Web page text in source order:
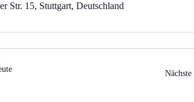
Str. 15, Stuttgart, Deutschland
Nächste